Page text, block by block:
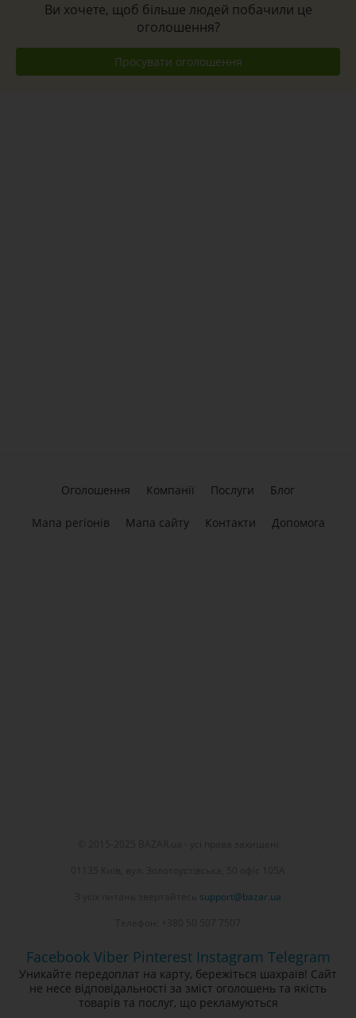
Ви хочете, щоб більше людей побачили це
оголошення?
Просувати оголошення
support@bazar.ua
Оголошення Компанії Послуги Блог
Мапа регіонів Мапа сайту Контакти Допомога
Facebook Viber Pinterest Instagram Telegram
Уникайте передоплат на карту, бережіться шахраїв! Сайт
не несе відповідальності за зміст оголошень та якість
товарів та послуг, що рекламуються